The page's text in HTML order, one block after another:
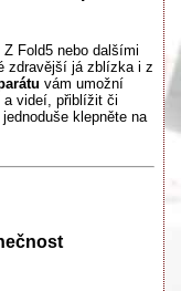
Fold5 nebo dalšími
zdravější já zblízka i z
vám umožní
a videí, přiblížit či
klepněte na